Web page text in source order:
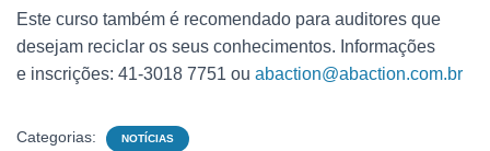
Este curso também é recomendado para auditores que
desejam reciclar os seus conhecimentos. Informações
e inscrições: 41-3018 7751 ou abaction@abaction.com.br
Categorias: NOTÍCIAS